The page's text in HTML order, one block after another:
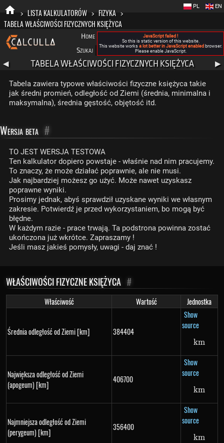
> LISTA KALKULATORÓW > FIZYKA >
TABELA WŁAŚCIWOŚCI FIZYCZNYCH KSIĘŻYCA
Home FAQ Nowa Calculla
Szukaj
Kategorie
EN
PL
◀ TABELA WŁAŚCIWOŚCI FIZYCZNYCH KSIĘŻYCA ▶
Tabela zawiera typowe właściwości fizyczne księżyca takie
jak średni promień, odległość od Ziemi (średnia, minimalna i
maksymalna), średnia gęstość, objętość itd.
Wersja beta #
TO JEST WERSJA TESTOWA
Ten kalkulator dopiero powstaje - właśnie nad nim pracujemy.
To znaczy, że może działać poprawnie, ale nie musi.
Jak najbardziej możesz go użyć. Może nawet uzyskasz
poprawne wyniki.
Prosimy jednak, abyś sprawdził uzyskane wyniki we własnym
zakresie. Potwierdź je przed wykorzystaniem, bo mogą być
błędne.
W każdym razie - prace trwają. Ta podstrona powinna zostać
ukończona już wkrótce. Zapraszamy !
Jeśli masz jakieś pomysły, uwagi - daj znać !
WŁAŚCIWOŚCI FIZYCZNE KSIĘŻYCA #
Właściwość Wartość Jednostka
Średnia odległość od Ziemi [km] 384404
Show
source
km
km
Największa odległość od Ziemi
(apogeum) [km]
406700
Show
source
km
km
Najmniejsza odległość od Ziemi
(perygeum) [km]
356400
Show
source
km
km
JavaScript failed !
So this is static version of this website.
This website works a lot better in JavaScript enabled browser.
Please enable JavaScript.